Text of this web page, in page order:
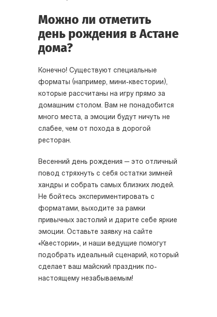
Можно ли отметить
день рождения в Астане
дома?
Конечно! Существуют специальные
форматы (например, мини-квестории),
которые рассчитаны на игру прямо за
домашним столом. Вам не понадобится
много места, а эмоции будут ничуть не
слабее, чем от похода в дорогой
ресторан.
Весенний день рождения — это отличный
повод стряхнуть с себя остатки зимней
хандры и собрать самых близких людей.
Не бойтесь экспериментировать с
форматами, выходите за рамки
привычных застолий и дарите себе яркие
эмоции. Оставьте заявку на сайте
«Квестории», и наши ведущие помогут
подобрать идеальный сценарий, который
сделает ваш майский праздник по-
настоящему незабываемым!